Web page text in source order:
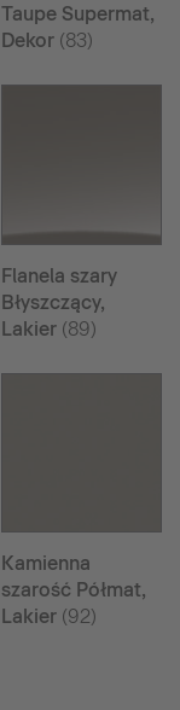
Taupe Supermat,
Dekor (83)
Flanela szary
Błyszczący,
Lakier (89)
Kamienna
szarość Półmat,
Lakier (92)